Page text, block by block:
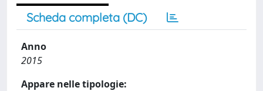
Scheda completa (DC)
Anno
2015
Appare nelle tipologie: